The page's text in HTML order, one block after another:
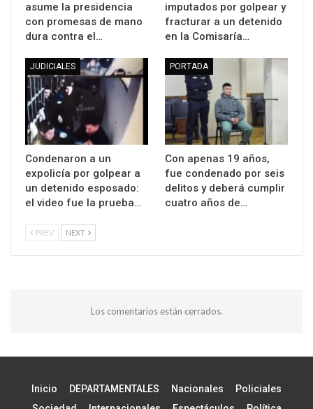
asume la presidencia
con promesas de mano
dura contra el…
imputados por golpear y
fracturar a un detenido
en la Comisaría…
JUDICIALES
Condenaron a un
expolicía por golpear a
un detenido esposado:
el video fue la prueba…
PORTADA
Con apenas 19 años,
fue condenado por seis
delitos y deberá cumplir
cuatro años de…
PREV NEXT
Los comentarios están cerrados.
Inicio DEPARTAMENTALES Nacionales
Policiales